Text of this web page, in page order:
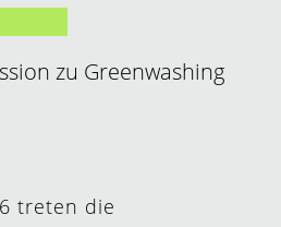
zu Greenwashing
treten die